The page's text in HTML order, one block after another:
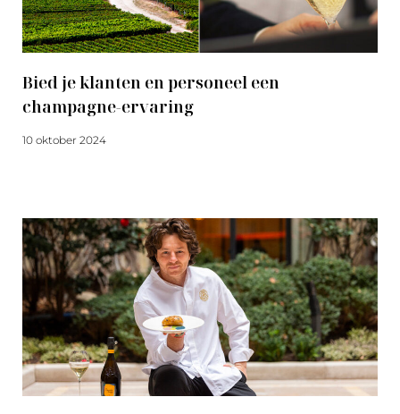
Bied je klanten en personeel een
champagne-ervaring
10 oktober 2024